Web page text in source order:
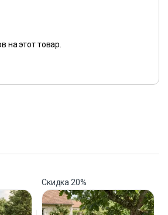
на этот товар.
Скидка 20%